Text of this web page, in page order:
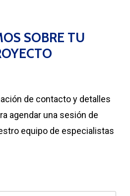
SOBRE TU
de contacto y detalles
agendar una sesión de
equipo de especialistas